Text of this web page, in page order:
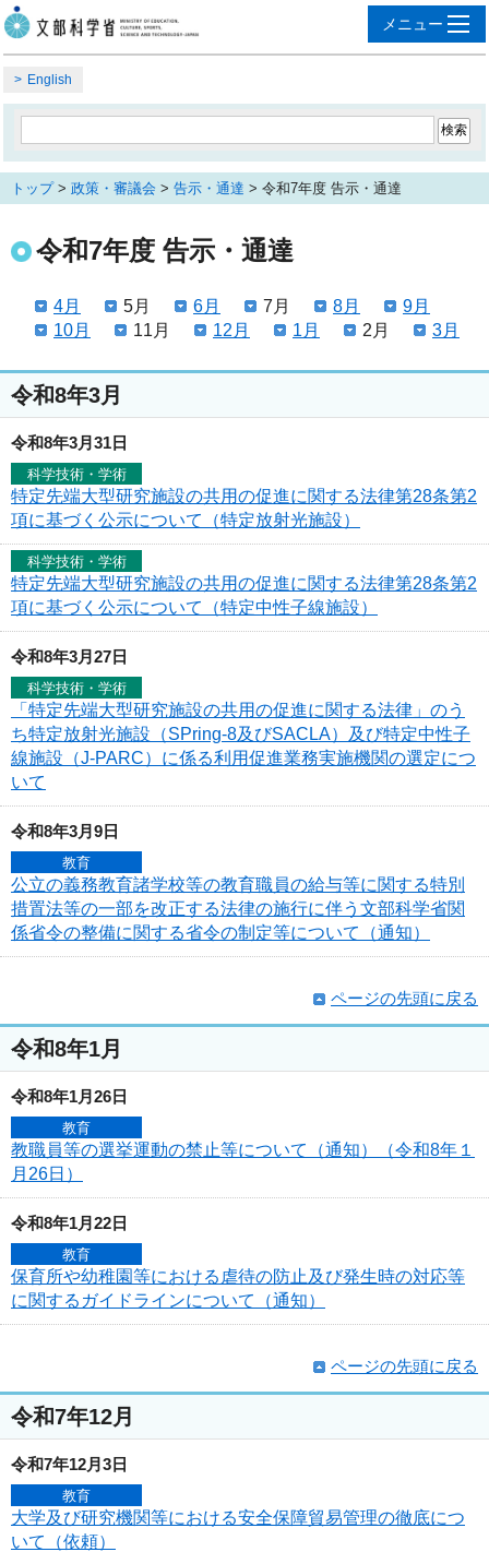
English
トップ> 政策・審議会 > 告示・通達 > 令和7年度 告示・通達
令和7年度 告示・通達
4月 5月 6月 7月 8月
9月
10月
11月 12月 1月 2月 3月
令和8年3月
令和8年3月31日
科学技術・学術
特定先端大型研究施設の共用の促進に関する法律第28条第2
項に基づく公示について（特定放射光施設）
科学技術・学術
特定先端大型研究施設の共用の促進に関する法律第28条第2
項に基づく公示について（特定中性子線施設）
令和8年3月27日
科学技術・学術
「特定先端大型研究施設の共用の促進に関する法律」のう
ち特定放射光施設（SPring-8及びSACLA）及び特定中性子
線施設（J-PARC）に係る利用促進業務実施機関の選定につ
いて
令和8年3月9日
教育
公立の義務教育諸学校等の教育職員の給与等に関する特別
措置法等の一部を改正する法律の施行に伴う文部科学省関
係省令の整備に関する省令の制定等について（通知）
ページの先頭に戻る
令和8年1月
令和8年1月26日
教育
教職員等の選挙運動の禁止等について（通知）（令和8年１
月26日）
令和8年1月22日
教育
保育所や幼稚園等における虐待の防止及び発生時の対応等
に関するガイドラインについて（通知）
ページの先頭に戻る
令和7年12月
令和7年12月3日
教育
大学及び研究機関等における安全保障貿易管理の徹底につ
いて（依頼）